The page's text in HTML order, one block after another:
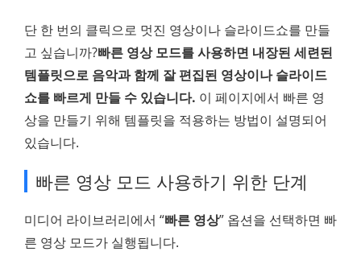
단 한 번의 클릭으로 멋진 영상이나 슬라이드쇼를 만들
고 싶습니까?빠른 영상 모드를 사용하면 내장된 세련된
템플릿으로 음악과 함께 잘 편집된 영상이나 슬라이드
쇼를 빠르게 만들 수 있습니다. 이 페이지에서 빠른 영
상을 만들기 위해 템플릿을 적용하는 방법이 설명되어
있습니다.
빠른 영상 모드 사용하기 위한 단계
미디어 라이브러리에서 “빠른 영상” 옵션을 선택하면 빠
른 영상 모드가 실행됩니다.